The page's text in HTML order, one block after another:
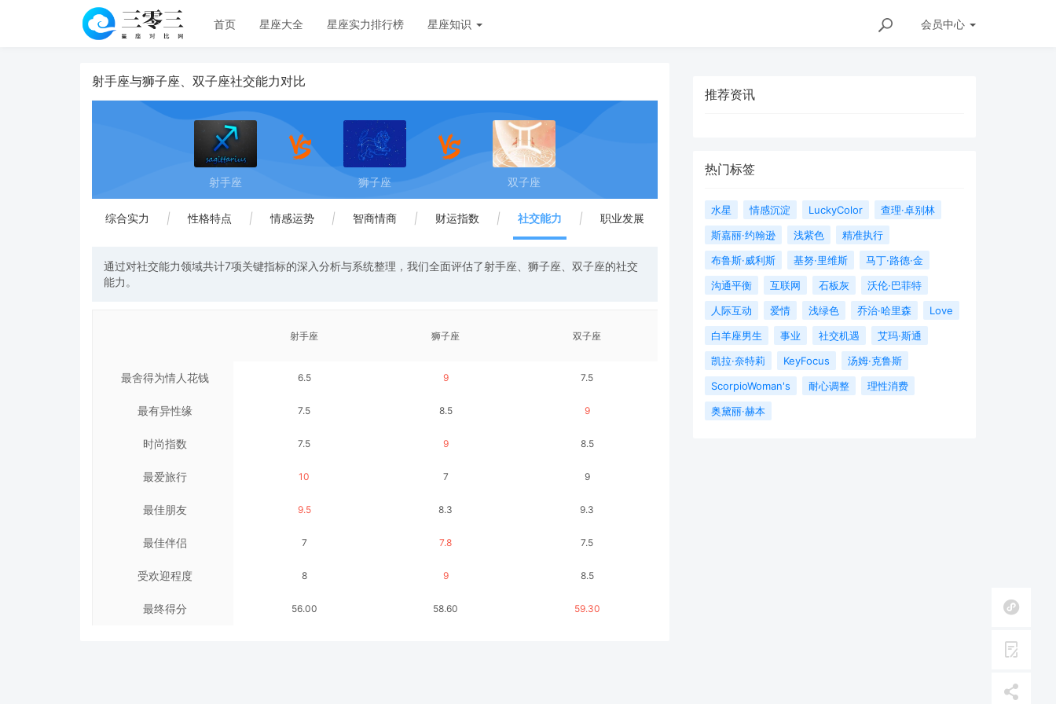
会员中心
首页 星座大全 星座实力排行榜 星座知识
射手座与狮子座、双子座社交能力对比
射手座 狮子座 双子座
综合实力 | 性格特点 | 情感运势 | 智商情商 | 财运指数 | 社交能力 | 职业发展
通过对社交能力领域共计7项关键指标的深入分析与系统整理，我们全面评估了射手座、狮子座、双子座的社交
能力。
最舍得为情人花钱
最有异性缘
时尚指数
最爱旅行
最佳朋友
最佳伴侣
受欢迎程度
最终得分
射手座
6.5
7.5
7.5
10
9.5
7
8
56.00
狮子座
9
8.5
9
7
8.3
7.8
9
58.60
双子座
7.5
9
8.5
9
9.3
7.5
8.5
59.30
推荐资讯
热门标签
水星 情感沉淀 LuckyColor
查理·卓别林
斯嘉丽·约翰逊
浅紫色
精准执行
布鲁斯·威利斯
基努·里维斯
马丁·路德·金
沟通平衡
互联网 石板灰
沃伦·巴菲特
人际互动
爱情 浅绿色 乔治·哈里森
Love
白羊座男生
事业 社交机遇
艾玛·斯通
凯拉·奈特莉
KeyFocus
汤姆·克鲁斯
ScorpioWoman's
耐心调整
理性消费
奥黛丽·赫本